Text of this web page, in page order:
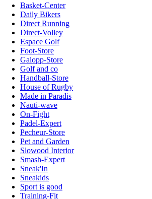
Basket-Center
Daily Bikers
Direct Running
Direct-Volley
Espace Golf
Foot-Store
Galopp-Store
Golf and co
Handball-Store
House of Rugby
Made in Paradis
Nauti-wave
On-Fight
Padel-Expert
Pecheur-Store
Pet and Garden
Slowood Interior
Smash-Expert
Sneak'In
Sneakids
Sport is good
Training-Fit